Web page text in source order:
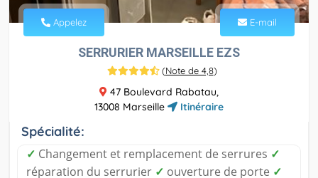
Appelez E-mail
SERRURIER MARSEILLE EZS
(Note de 4,8)
47 Boulevard Rabatau,
13008 Marseille
Itinéraire
Spécialité:
✓ Changement et remplacement de serrures ✓
réparation du serrurier ✓ ouverture de porte ✓